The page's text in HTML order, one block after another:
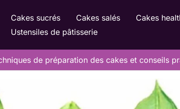
Cakes sucrés Cakes salés Cakes
Ustensiles de pâtisserie
de préparation des cakes et conseils